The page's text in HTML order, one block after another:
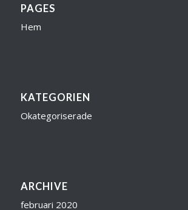
PAGES
Hem
KATEGORIEN
Okategoriserade
ARCHIVE
februari 2020